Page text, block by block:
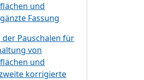
und
Fassung
Pauschalen für
von
und
korrigierte